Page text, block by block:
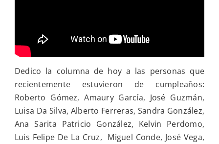
Dedico la columna de hoy a las personas que
recientemente estuvieron de cumpleaños:
Roberto Gómez, Amaury García, José Guzmán,
Luisa Da Silva, Alberto Ferreras, Sandra González,
Ana Sarita Patricio González, Kelvin Perdomo,
Luis Felipe De La Cruz, Miguel Conde, José Vega,